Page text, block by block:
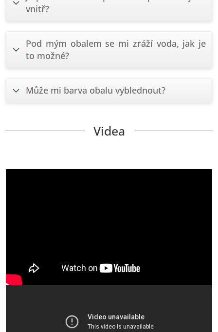
vnitř?
Pod mým obalem se mi zráží voda, jak je
to možné?
Může mi barva obalu vyblednout?
Videa